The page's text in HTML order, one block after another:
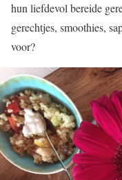
hun liefdevol bereide
gerechtjes, smoothies,
voor?